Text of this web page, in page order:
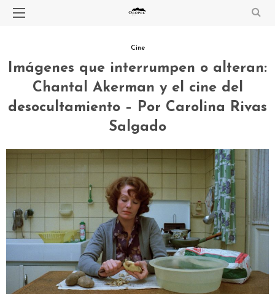
Cine
Imágenes que interrumpen o alteran:
Chantal Akerman y el cine del
desocultamiento – Por Carolina Rivas
Salgado